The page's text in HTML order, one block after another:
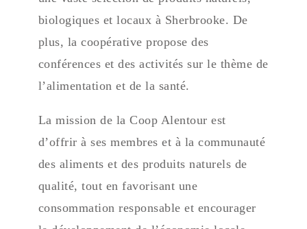
biologiques et locaux à Sherbrooke. De
plus, la coopérative propose des
conférences et des activités sur le thème de
l’alimentation et de la santé.
La mission de la Coop Alentour est
d’offrir à ses membres et à la communauté
des aliments et des produits naturels de
qualité, tout en favorisant une
consommation responsable et encourager